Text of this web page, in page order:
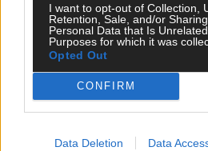
I want to opt-out of Collection,
Retention, Sale, and/or
Personal Data that Is
Purposes for which it was
Opted Out
CONFIRM
Data Deletion Data
Wirtschaft
Ratgeber
Wissen
Streams & Storys
Eurovision
FLASH – DAS VIDEOPORTAL